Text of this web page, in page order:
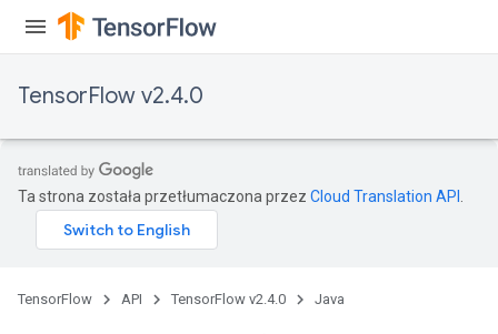
TensorFlow v2.4.0
Ta strona została przetłumaczona przez Cloud Translation API
TensorFlow API TensorFlow v2.4.0 Java